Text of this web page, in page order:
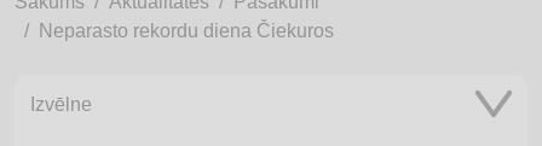
Neparasto rekordu diena Čiekuros
Izvēlne